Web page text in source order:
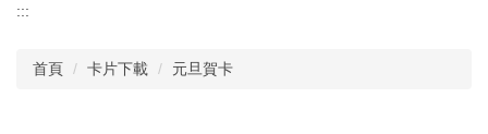
:::
首頁 卡片下載 元旦賀卡